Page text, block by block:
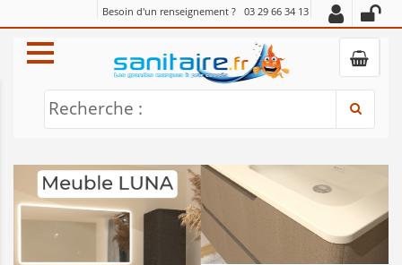
Besoin d'un renseignement ? 03 29 66 34 13
Recherche :